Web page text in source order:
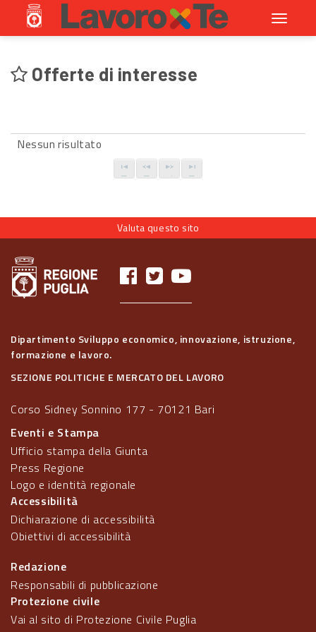
Toggle
Offerte di interesse
Nessun risultato
Valuta questo sito
Dipartimento Sviluppo economico, innovazione, istruzione,
formazione e lavoro.
SEZIONE POLITICHE E MERCATO DEL LAVORO
Corso Sidney Sonnino 177 - 70121 Bari
Eventi e Stampa
Ufficio stampa della Giunta
Press Regione
Logo e identità regionale
Accessibilità
Dichiarazione di accessibilità
Obiettivi di accessibilità
Redazione
Responsabili di pubblicazione
Protezione civile
Vai al sito di Protezione Civile Puglia